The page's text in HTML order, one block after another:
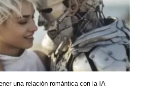
una relación romántica con la IA